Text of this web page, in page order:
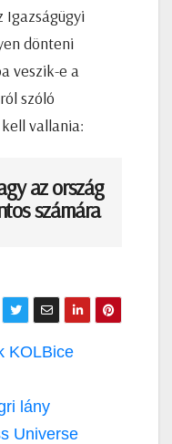
dönteni
veszik-e a
szóló
vallania:
az ország
számára
KOLBice
lány
Universe